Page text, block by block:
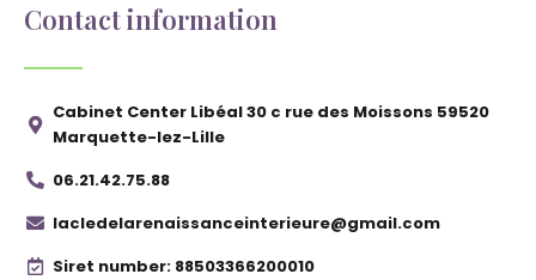
Contact information
Cabinet Center Libéal 30 c rue des Moissons 59520
Marquette-lez-Lille
06.21.42.75.88
lacledelarenaissanceinterieure@gmail.com
Siret number: 88503366200010